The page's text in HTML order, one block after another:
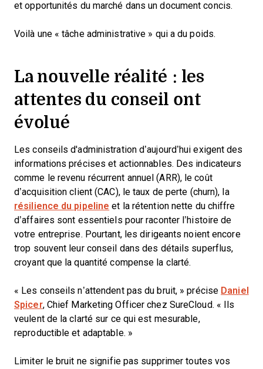
et opportunités du marché dans un document concis.
Voilà une « tâche administrative » qui a du poids.
La nouvelle réalité : les
attentes du conseil ont
évolué
Les conseils d'administration d’aujourd’hui exigent des
informations précises et actionnables. Des indicateurs
comme le revenu récurrent annuel (ARR), le coût
d’acquisition client (CAC), le taux de perte (churn), la
résilience du pipeline et la rétention nette du chiffre
d’affaires sont essentiels pour raconter l’histoire de
votre entreprise. Pourtant, les dirigeants noient encore
trop souvent leur conseil dans des détails superflus,
croyant que la quantité compense la clarté.
« Les conseils n’attendent pas du bruit, » précise Daniel
Spicer, Chief Marketing Officer chez SureCloud. « Ils
veulent de la clarté sur ce qui est mesurable,
reproductible et adaptable. »
Limiter le bruit ne signifie pas supprimer toutes vos